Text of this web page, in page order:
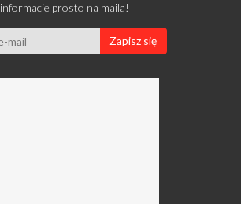
informacje prosto na maila!
Zapisz się